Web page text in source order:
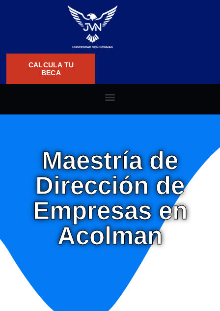
CALCULA TU
BECA
Maestría de
Dirección de
Empresas en
Acolman